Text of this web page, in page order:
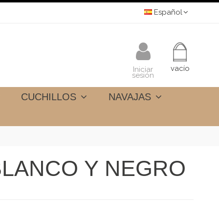
Español
vacío
Iniciar
sesión
CUCHILLOS
NAVAJAS
Y NEGRO